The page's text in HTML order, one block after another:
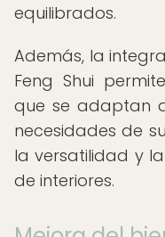
equilibrados.
Además, la
Feng Shui
que se adaptan
necesidades de
la versatilidad y
de interiores.